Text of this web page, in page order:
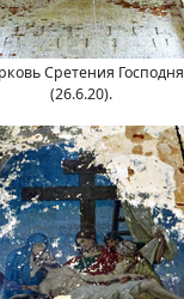
Сретения Господня
(26.6.20).